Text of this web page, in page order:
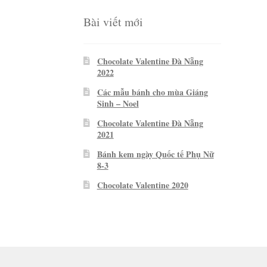
Bài viết mới
Chocolate Valentine Đà Nẵng
2022
Các mẫu bánh cho mùa Giáng
Sinh – Noel
Chocolate Valentine Đà Nẵng
2021
Bánh kem ngày Quốc tế Phụ Nữ
8-3
Chocolate Valentine 2020